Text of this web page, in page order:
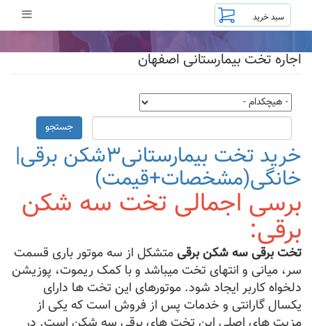
محتوای
≡
اجاره تخت بیمارستانی اصفهان
جستجو
خرید تخت بیمارستانی۳شکن برقی|
خانگی(مشخصات+قیمت)
برسی اجمالی تخت سه شکن
برقی:
تخت برقی سه شکن برقی متشکل از سه موتور باری قسمت
سر، میانی و انتهای تخت میباشد و با کمک ریموت، پوزیشن
دلخواه کاربر ایجاد شود. موتورهای این تخت ها دارای
یکسال گارانتی و خدمات پس از فروش است که یکی از